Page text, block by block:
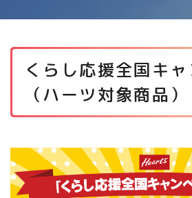
くらし応援全国キ
（ハーツ対象商品）